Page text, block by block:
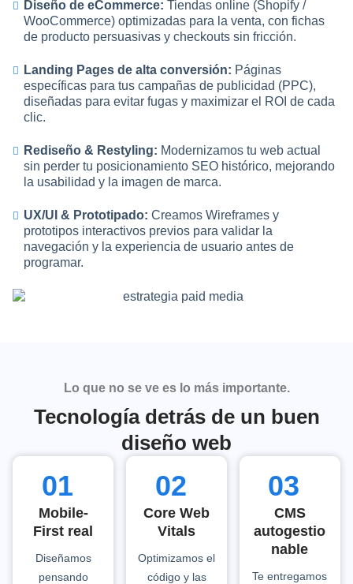
Diseño de eCommerce: Tiendas online (Shopify /
WooCommerce) optimizadas para la venta, con fichas
de producto persuasivas y checkouts sin fricción.
Landing Pages de alta conversión: Páginas
específicas para tus campañas de publicidad (PPC),
diseñadas para evitar fugas y maximizar el ROI de cada
clic.
Rediseño & Restyling: Modernizamos tu web actual
sin perder tu posicionamiento SEO histórico, mejorando
la usabilidad y la imagen de marca.
UX/UI & Prototipado: Creamos Wireframes y
prototipos interactivos previos para validar la
navegación y la experiencia de usuario antes de
programar.
Lo que no se ve es lo más importante.
Tecnología detrás de un buen
diseño web
01
Mobile-
First real
Diseñamos
pensando
02
Core Web
Vitals
Optimizamos el
código y las
03
CMS
autogestio
nable
Te entregamos